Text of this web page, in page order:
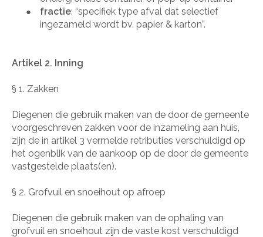
● fractie: “specifiek type afval dat selectief
ingezameld wordt bv. papier & karton”.
Artikel 2. Inning
§ 1. Zakken
Diegenen die gebruik maken van de door de gemeente
voorgeschreven zakken voor de inzameling aan huis,
zijn de in artikel 3 vermelde retributies verschuldigd op
het ogenblik van de aankoop op de door de gemeente
vastgestelde plaats(en).
§ 2. Grofvuil en snoeihout op afroep
Diegenen die gebruik maken van de ophaling van
grofvuil en snoeihout zijn de vaste kost verschuldigd